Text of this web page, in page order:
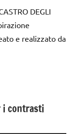
DEGLI
e realizzato da
i contrasti